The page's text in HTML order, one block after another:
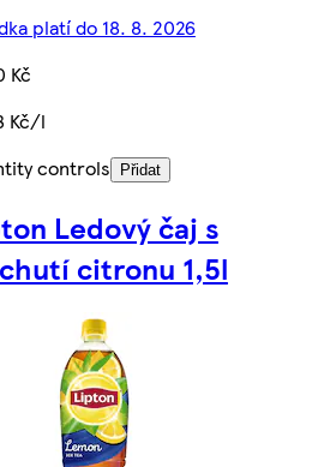
platí do 18. 8. 2026
Kč
Kč/l
controls
Přidat
Ledový čaj s
citronu 1,5l